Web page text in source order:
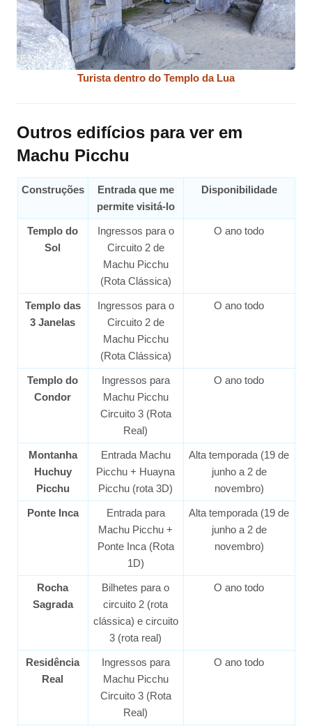
Turista dentro do Templo da Lua
Outros edifícios para ver em
Machu Picchu
Construções
Entrada que me
permite visitá-lo
Disponibilidade
Templo do
Sol
Ingressos para o
Circuito 2 de
Machu Picchu
(Rota Clássica)
O ano todo
Templo das
3 Janelas
Ingressos para o
Circuito 2 de
Machu Picchu
(Rota Clássica)
O ano todo
Templo do
Condor
Ingressos para
Machu Picchu
Circuito 3 (Rota
Real)
O ano todo
Montanha
Huchuy
Picchu
Entrada Machu
Picchu + Huayna
Picchu (rota 3D)
Alta temporada (19 de
junho a 2 de
novembro)
Ponte Inca
Entrada para
Machu Picchu +
Ponte Inca (Rota
1D)
Alta temporada (19 de
junho a 2 de
novembro)
Rocha
Sagrada
Bilhetes para o
circuito 2 (rota
clássica) e circuito
3 (rota real)
O ano todo
Residência
Real
Ingressos para
Machu Picchu
Circuito 3 (Rota
Real)
O ano todo